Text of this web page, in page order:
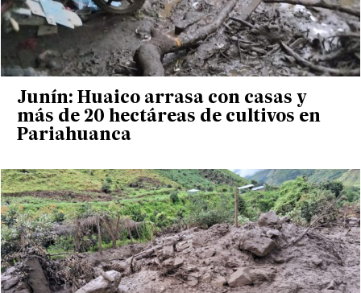
Junín: Huaico arrasa con casas y
más de 20 hectáreas de cultivos en
Pariahuanca